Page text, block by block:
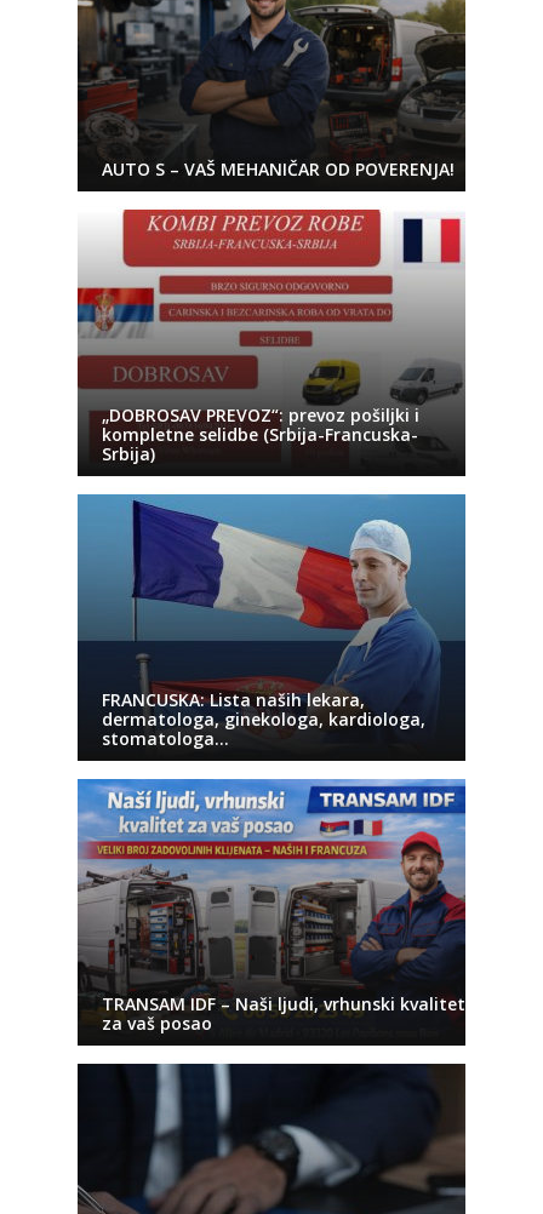
AUTO S – VAŠ MEHANIČAR OD POVERENJA!
„DOBROSAV PREVOZ“: prevoz pošiljki i
kompletne selidbe (Srbija-Francuska-
Srbija)
FRANCUSKA: Lista naših lekara,
dermatologa, ginekologa, kardiologa,
stomatologa…
TRANSAM IDF – Naši ljudi, vrhunski kvalitet
za vaš posao